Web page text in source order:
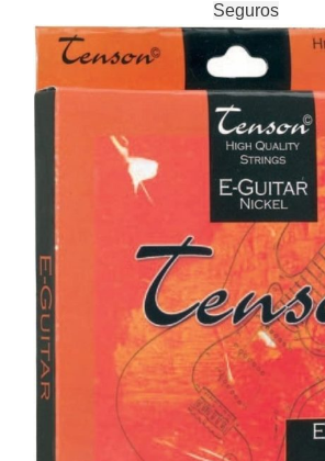
Seguros